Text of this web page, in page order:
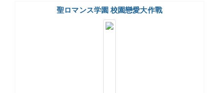
聖ロマンス学園 校園戀愛大作戰